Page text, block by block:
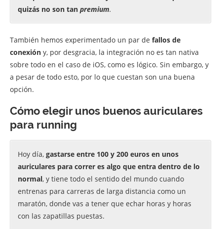
quizás no son tan premium.
También hemos experimentado un par de fallos de
conexión y, por desgracia, la integración no es tan nativa
sobre todo en el caso de iOS, como es lógico. Sin embargo, y
a pesar de todo esto, por lo que cuestan son una buena
opción.
Cómo elegir unos buenos auriculares
para running
Hoy día, gastarse entre 100 y 200 euros en unos
auriculares para correr es algo que entra dentro de lo
normal, y tiene todo el sentido del mundo cuando
entrenas para carreras de larga distancia como un
maratón, donde vas a tener que echar horas y horas
con las zapatillas puestas.